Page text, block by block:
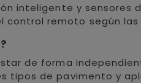
inteligente y
remoto según
de forma
tipos de pavimento y